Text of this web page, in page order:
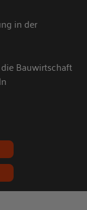
in der
Bauwirtschaft